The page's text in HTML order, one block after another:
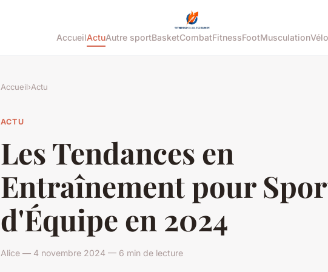
AccueilActuAutre sportBasketCombatFitnessFootMusculationVélo
Accueil›Actu
ACTU
Les Tendances en
Entraînement pour
d'Équipe en 2024
Alice — 4 novembre 2024 — 6 min de lecture